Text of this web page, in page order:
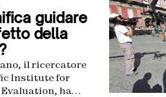
guidare
della
il ricercatore
Institute for
ha